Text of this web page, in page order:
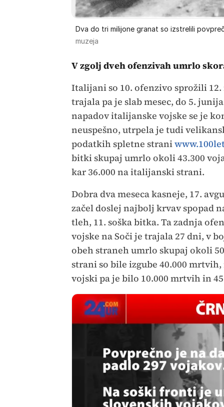
Dva do tri milijone granat so izstrelili
muzeja
V zgolj dveh ofenzivah umrlo
Italijani so 10. ofenzivo sprožili 12.
trajala pa je slab mesec, do 5.
napadov italijanske vojske se je
neuspešno, utrpela je tudi
podatkih spletne strani
bitki skupaj umrlo okoli 43.300
kar 36.000 na italijanski strani.
Dobra dva meseca kasneje, 17.
začel doslej najbolj krvav spopad
tleh, 11. soška bitka. Ta zadnja
vojske na Soči je trajala 27 dni, v
obeh straneh umrlo skupaj okoli
strani so bile izgube 40.000
vojski pa je bilo 10.000 mrtvih in